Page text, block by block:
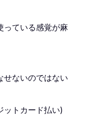
っている感覚が麻
せないのではない
ットカード払い)